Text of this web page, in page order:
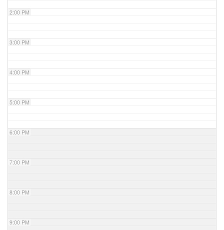
2:00 PM
3:00 PM
4:00 PM
5:00 PM
6:00 PM
7:00 PM
8:00 PM
9:00 PM